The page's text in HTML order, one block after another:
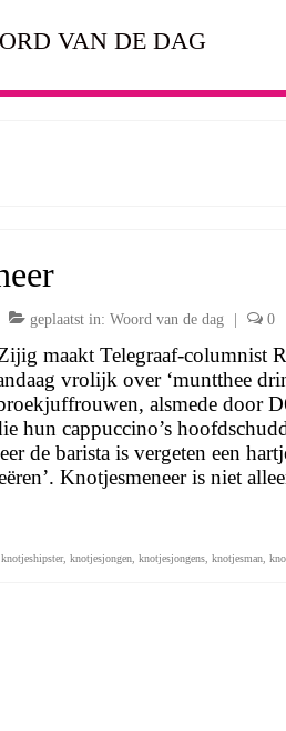
VAN DE DAG
geplaatst in: Woord van de dag 0
maakt Telegraaf-columnist
vrolijk over ‘muntthee
alsmede door
hun cappuccino’s
de barista is vergeten een
Knotjesmeneer is niet
knotjeshipster, knotjesjongen, knotjesjongens, knotjesman,